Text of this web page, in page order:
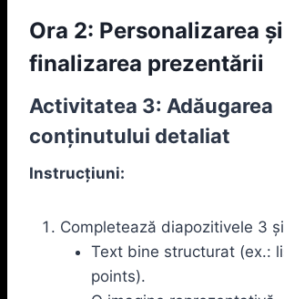
Ora 2: Personalizarea și
finalizarea prezentării
Activitatea 3: Adăugarea
conținutului detaliat
Instrucțiuni:
Completează diapozitivele 3
Text bine structurat (ex.:
points).